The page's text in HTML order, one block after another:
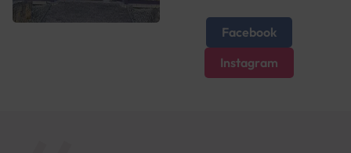
Facebook
Instagram